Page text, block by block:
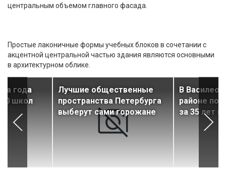
центральным объемом главного фасада.
Простые лаконичные формы учебных блоков в сочетании с
акцентной центральной частью здания являются основными
в архитектурном облике.
года
школ
Лучшие общественные
пространства Петербурга
выберут сами горожане
В
районе
за 35 лет